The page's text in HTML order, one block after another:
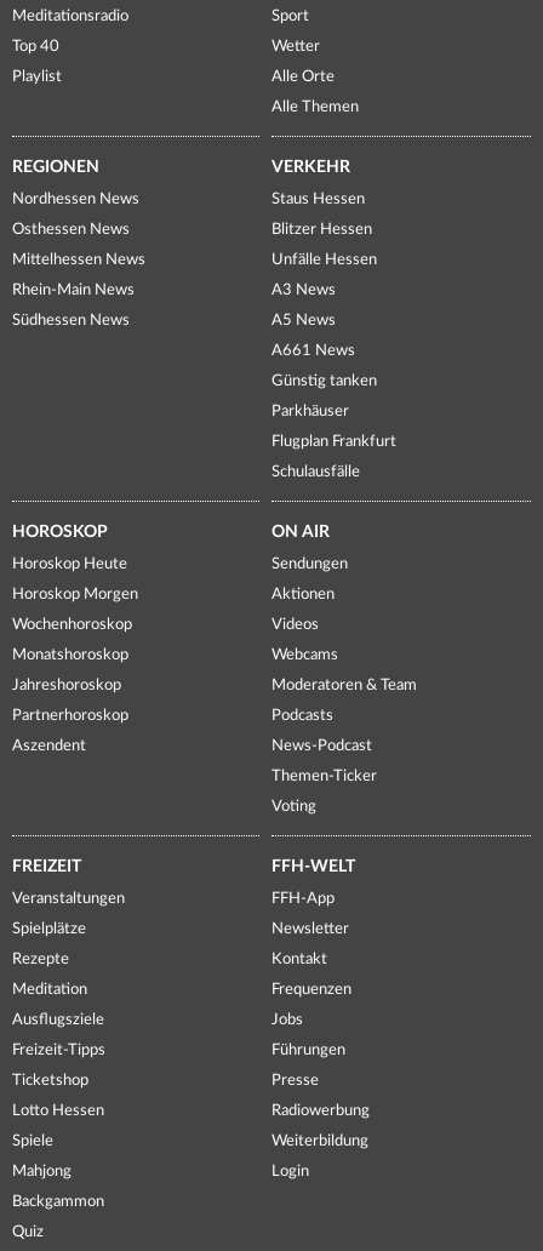
Meditationsradio
Top 40
Playlist
Sport
Wetter
Alle Orte
Alle Themen
REGIONEN
Nordhessen News
Osthessen News
Mittelhessen News
Rhein-Main News
Südhessen News
VERKEHR
Staus Hessen
Blitzer Hessen
Unfälle Hessen
A3 News
A5 News
A661 News
Günstig tanken
Parkhäuser
Flugplan Frankfurt
Schulausfälle
HOROSKOP
Horoskop Heute
Horoskop Morgen
Wochenhoroskop
Monatshoroskop
Jahreshoroskop
Partnerhoroskop
Aszendent
ON AIR
Sendungen
Aktionen
Videos
Webcams
Moderatoren & Team
Podcasts
News-Podcast
Themen-Ticker
Voting
FREIZEIT
Veranstaltungen
Spielplätze
Rezepte
Meditation
Ausflugsziele
Freizeit-Tipps
Ticketshop
Lotto Hessen
Spiele
Mahjong
Backgammon
Quiz
FFH-WELT
FFH-App
Newsletter
Kontakt
Frequenzen
Jobs
Führungen
Presse
Radiowerbung
Weiterbildung
Login